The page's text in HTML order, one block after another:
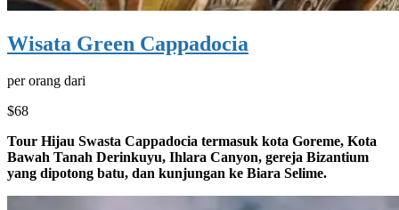
Wisata Green Cappadocia
per orang dari
$68
Tour Hijau Swasta Cappadocia termasuk kota Goreme, Kota
Bawah Tanah Derinkuyu, Ihlara Canyon, gereja Bizantium
yang dipotong batu, dan kunjungan ke Biara Selime.